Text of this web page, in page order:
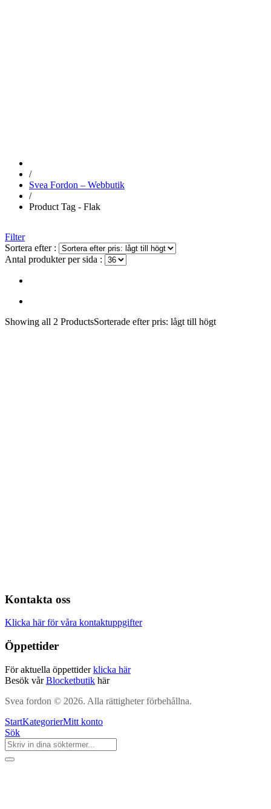
/
Svea Fordon – Webbutik
/
Product Tag - Flak
Filter
Sortera efter :
Antal produkter per sida :
Showing all 2 ProductsSorterade efter pris: lågt till högt
Kontakta oss
Klicka här för våra kontaktuppgifter
Öppettider
För aktuella öppettiderklicka här
Besök vårBlocketbutik här
Svea fordon © 2026. Alla rättigheter förbehållna.
StartKategorierMitt konto
Sök